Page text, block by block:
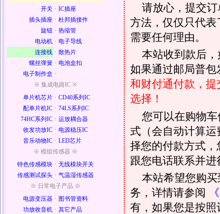
开关 · IC插座
插头插座 · 杜邦插接件
旋钮 · 热缩管
电动机 · 电子导线
连接线 · 散热片
螺丝弹簧 · 电池盒扣
电子制作盒 ·
※ 集成电路IC ※
单片机芯片 · CD40系列IC
配单片机IC · 74LS系列IC
74HC系列IC · 运放耦合器
收发功放IC · 电源稳压IC
音乐动物IC · LED芯片
※ 模组传感器 ※
特色传感模块 · 无线模块开关
传感测试探头 · 气温湿传感器
※ 日常电子产品 ※
电源变压器 · 图书管资料
功放收音机 · 其它产品
请放心，提交
方法，仅仅只代
需要任何理由。
本站收到款后
如果通过邮局普包
和财付通付款，
选择！
您可以在购物
式（会自动计算
择您的付款方式
跟您电话联系并
本站希望您购
务，详情请参阅
有，如果您是按